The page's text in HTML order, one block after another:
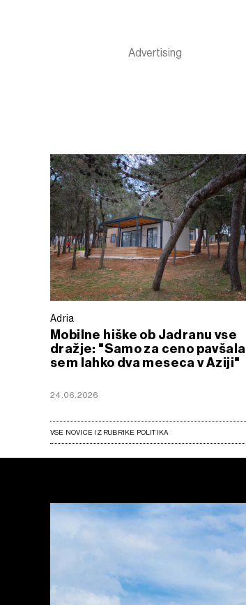
Adria
Mobilne hiške ob Jadranu vse
dražje: "Samo za ceno pavšala
sem lahko dva meseca v Aziji"
24.06.2026
VSE NOVICE IZ RUBRIKE POLITIKA